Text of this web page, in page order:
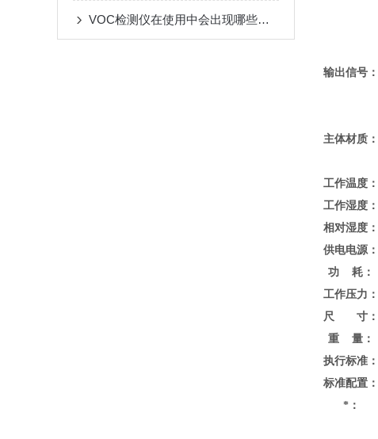
VOC检测仪在使用中会出现哪些问题？
输出信号：
主体材质：
工作温度：
工作湿度：
相对湿度：
供电电源：
功 耗：
工作压力：
尺 寸：
重 量：
执行标准：
标准配置：
*：